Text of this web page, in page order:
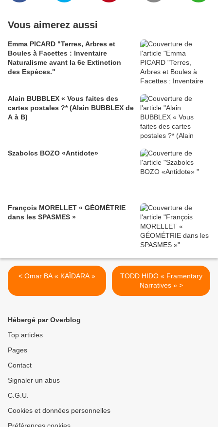
Vous aimerez aussi
Emma PICARD "Terres, Arbres et
Boules à Facettes : Inventaire
Naturalisme avant la 6e Extinction
des Espèces."
Alain BUBBLEX « Vous faites des
cartes postales ?* (Alain BUBBLEX de
A à B)
Szabolcs BOZO «Antidote»
François MORELLET « GÉOMÉTRIE
dans les SPASMES »
< Omar BA « KAÏDARA »
TODD HIDO « Framentary
Narratives » >
Hébergé par Overblog
Top articles
Pages
Contact
Signaler un abus
C.G.U.
Cookies et données personnelles